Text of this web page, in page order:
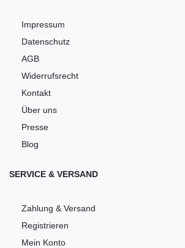
Impressum
Datenschutz
AGB
Widerrufsrecht
Kontakt
Über uns
Presse
Blog
SERVICE & VERSAND
Zahlung & Versand
Registrieren
Mein Konto